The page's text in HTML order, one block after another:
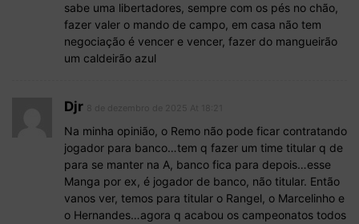
sabe uma libertadores, sempre com os pés no chão,
fazer valer o mando de campo, em casa não tem
negociação é vencer e vencer, fazer do mangueirão
um caldeirão azul
Djr
Na minha opinião, o Remo não pode ficar contratando
jogador para banco…tem q fazer um time titular q de
para se manter na A, banco fica para depois…esse
Manga por ex, é jogador de banco, não titular. Então
vanos ver, temos para titular o Rangel, o Marcelinho e
o Hernandes…agora q acabou os campeonatos todos